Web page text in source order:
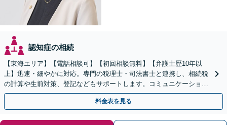
認知症の相続
【東海エリア】【電話相談可】【初回相談無料】【弁護士歴10年以
上】迅速・細やかに対応。専門の税理士・司法書士と連携し、相続税
の計算や生前対策、登記などもサポートします。コミュニケーション
を大事にし、より納得できる解決を目指します。
料金表を見る